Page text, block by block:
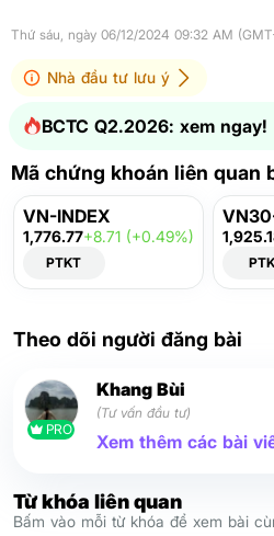
Thứ sáu, ngày 06/12/2024 09:32 AM
Nhà đầu tư lưu ý
BCTC Q2.2026: xem ngay!
Mã chứng khoán liên quan
VN-INDEX
1,776.77+8.71 (+0.49%)
PTKT
Theo dõi người đăng bài
PRO
Khang Bùi
(Tư vấn đầu tư)
Xem thêm các bài
Từ khóa liên quan
Bấm vào mỗi từ khóa để xem bài